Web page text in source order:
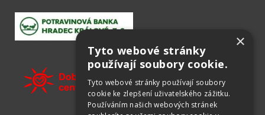
×
Tyto webové stránky
používají soubory cookie.
Tyto webové stránky používají soubory
cookie ke zlepšení uživatelského zážitku.
Používáním našich webových stránek